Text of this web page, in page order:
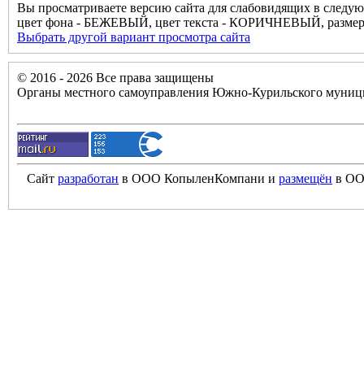
Вы просматриваете версию сайта для слабовидящих в
цвет фона - БЕЖЕВЫЙ, цвет текста - КОРИЧНЕВЫЙ,
Выбрать другой вариант просмотра сайта
© 2016 - 2026 Все права защищены
Органы местного самоуправления Южно-Курильского
Сайт разработан в ООО КопыленКомпани и размещён в